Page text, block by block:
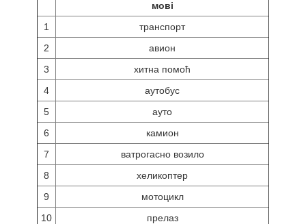
мові
1
транспорт
2
авион
3
хитна помоћ
4
аутобус
5
ауто
6
камион
7
ватрогасно возило
8
хеликоптер
9
мотоцикл
10
прелаз